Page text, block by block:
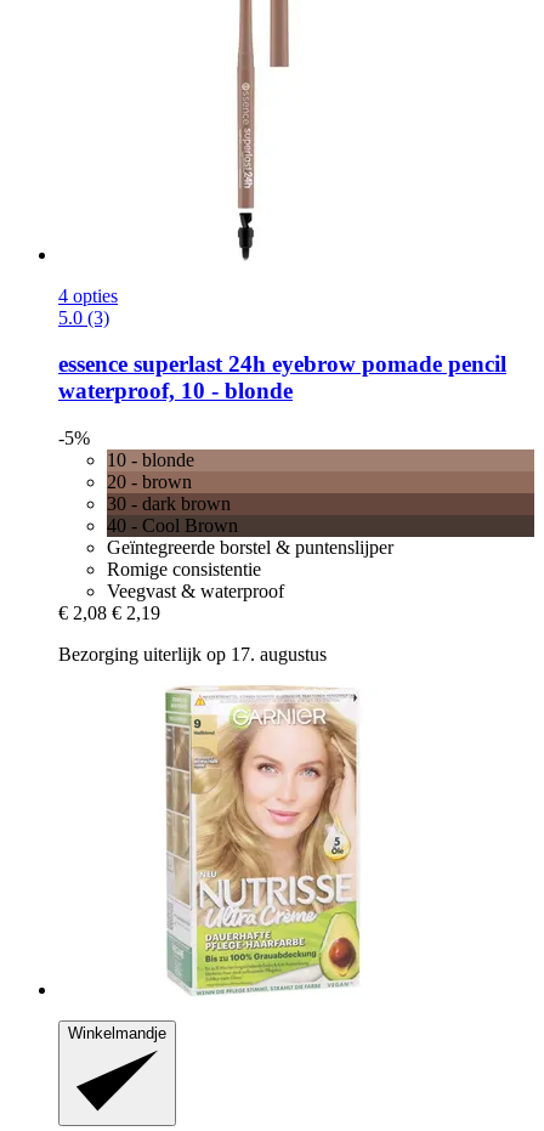
4 opties
5.0 (3)
essence superlast 24h eyebrow pomade pencil
waterproof, 10 -​ blonde
-5%
10 - blonde
20 - brown
30 - dark brown
40 - Cool Brown
Geïntegreerde borstel & puntenslijper
Romige consistentie
Veegvast & waterproof
€ 2,08 € 2,19
Bezorging uiterlijk op 17. augustus
Winkelmandje